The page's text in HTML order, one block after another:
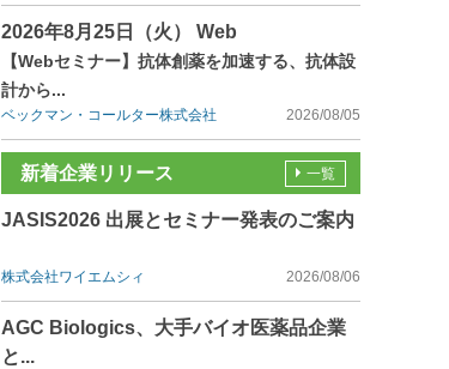
2026年8月25日（火） Web
【Webセミナー】抗体創薬を加速する、抗体設
計から...
ベックマン・コールター株式会社 2026/08/05
新着企業リリース
JASIS2026 出展とセミナー発表のご案内
株式会社ワイエムシィ 2026/08/06
AGC Biologics、大手バイオ医薬品企業
と...
一覧